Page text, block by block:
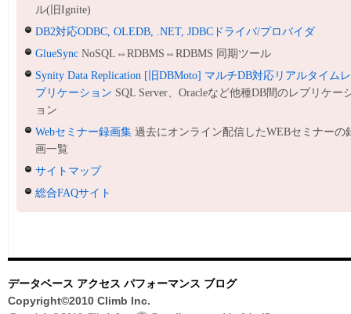
ル(旧Ignite)
DB2対応ODBC, OLEDB, .NET, JDBCドライバ/プロバイダ
GlueSync NoSQL⇔RDBMS⇔RDBMS 同期ツール
Synity Data Replication [旧DBMoto] マルチDB対応リアルタイムレ
プリケーション SQL Server、Oracleなど他種DB間のレプリケー
ョン
Webセミナー録画集 過去にオンライン配信したWEBセミナーの
画一覧
サイトマップ
総合FAQサイト
データベース アクセス パフォーマンス ブログ
Copyright©2010 Climb Inc.